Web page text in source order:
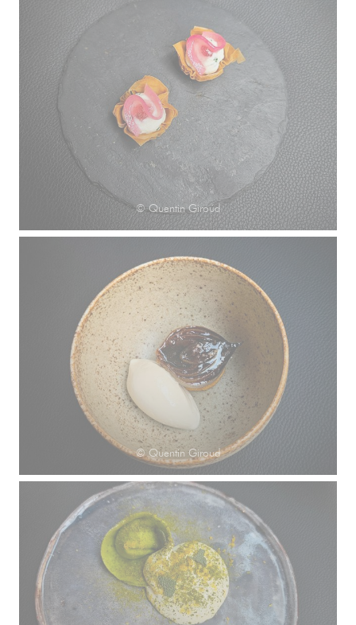
© Quentin Giroud
© Quentin Giroud